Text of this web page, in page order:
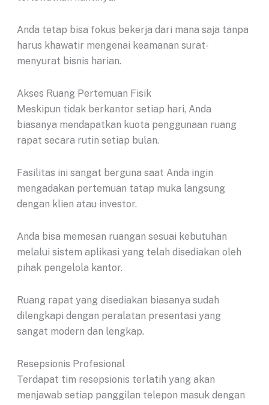
Anda tetap bisa fokus bekerja dari mana saja tanpa
harus khawatir mengenai keamanan surat-
menyurat bisnis harian.
Akses Ruang Pertemuan Fisik
Meskipun tidak berkantor setiap hari, Anda
biasanya mendapatkan kuota penggunaan ruang
rapat secara rutin setiap bulan.
Fasilitas ini sangat berguna saat Anda ingin
mengadakan pertemuan tatap muka langsung
dengan klien atau investor.
Anda bisa memesan ruangan sesuai kebutuhan
melalui sistem aplikasi yang telah disediakan oleh
pihak pengelola kantor.
Ruang rapat yang disediakan biasanya sudah
dilengkapi dengan peralatan presentasi yang
sangat modern dan lengkap.
Resepsionis Profesional
Terdapat tim resepsionis terlatih yang akan
menjawab setiap panggilan telepon masuk dengan